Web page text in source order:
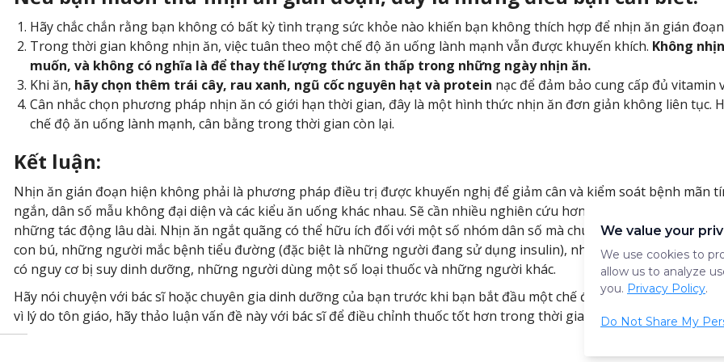
Hãy chắc chắn rằng bạn không có bất kỳ tình trạng sức khỏe nào khiến bạn không thích hợp để nhịn ăn gián
Trong thời gian không nhịn ăn, việc tuân theo một chế độ ăn uống lành mạnh vẫn được khuyến khích. Không
muốn, và không có nghĩa là để thay thế lượng thức ăn thấp trong những ngày nhịn ăn.
Khi ăn, hãy chọn thêm trái cây, rau xanh, ngũ cốc nguyên hạt và protein nạc để đảm bảo cung cấp đủ
Cân nhắc chọn phương pháp nhịn ăn có giới hạn thời gian, đây là một hình thức nhịn ăn đơn giản không liên tục.
chế độ ăn uống lành mạnh, cân bằng trong thời gian còn lại.
Kết luận:
Nhịn ăn gián đoạn hiện không phải là phương pháp điều trị được khuyến nghị để giảm cân và kiểm soát bệnh mãn
ngắn, dân số mẫu không đại diện và các kiểu ăn uống khác nhau. Sẽ cần nhiều nghiên cứu hơn để xác định xem
những tác động lâu dài. Nhịn ăn ngắt quãng có thể hữu ích đối với một số nhóm dân số mà chúng ta chưa biết về
con bú, những người mắc bệnh tiểu đường (đặc biệt là những người đang sử dụng insulin), những người bị rối
có nguy cơ bị suy dinh dưỡng, những người dùng một số loại thuốc và những người khác.
Hãy nói chuyện với bác sĩ hoặc chuyên gia dinh dưỡng của bạn trước khi bạn bắt đầu một chế độ ăn kiêng như thế
vì lý do tôn giáo, hãy thảo luận vấn đề này với bác sĩ để điều chỉnh thuốc tốt hơn trong thời gian nhịn ăn.
We value your
We use cookies to
allow us to analyze
you. Privacy Policy.
Do Not Share My